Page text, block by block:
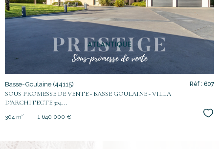
bien
Basse-Goulaine (44115)
SOUS PROMESSE DE VENTE - BASSE GOULAINE - VILLA
D'ARCHITECTE 304...
Réf : 607
304 m² - 1 640 000 €